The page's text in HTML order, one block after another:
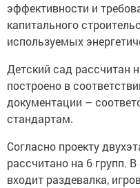
эффективности и
капитального
используемых
Детский сад рассчитан
построено в
документации –
стандартам.
Согласно проекту
рассчитано на 6 групп.
входит раздевалка,